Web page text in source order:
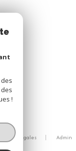
légales
Admin
!